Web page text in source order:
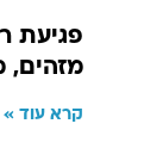
פגיעת
מזהים,
קרא עוד »